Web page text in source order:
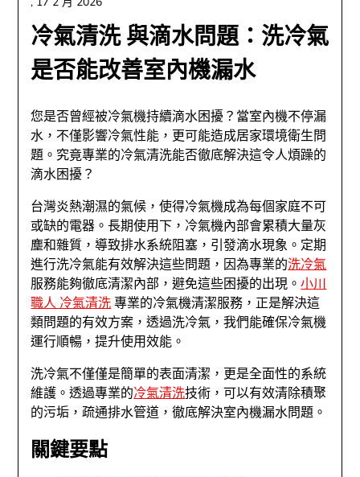
冷氣清洗 與滴水問題：洗冷氣
是否能改善室內機漏水
您是否曾經被冷氣機持續滴水困擾？當室內機不停漏
水，不僅影響冷氣性能，更可能造成居家環境衛生問
題。究竟專業的冷氣清洗能否徹底解決這令人煩躁的
滴水困擾？
台灣炎熱潮濕的氣候，使得冷氣機成為每個家庭不可
或缺的電器。長期使用下，冷氣機內部會累積大量灰
塵和雜質，導致排水系統阻塞，引發滴水現象。定期
進行洗冷氣能有效解決這些問題，因為專業的洗冷氣
服務能夠徹底清潔內部，避免這些困擾的出現。小川
職人 冷氣清洗專業的冷氣機清潔服務，正是解決這
類問題的有效方案，透過洗冷氣，我們能確保冷氣機
運行順暢，提升使用效能。
洗冷氣不僅僅是簡單的表面清潔，更是全面性的系統
維護。透過專業的冷氣清洗技術，可以有效清除積聚
的污垢，疏通排水管道，徹底解決室內機漏水問題。
關鍵要點